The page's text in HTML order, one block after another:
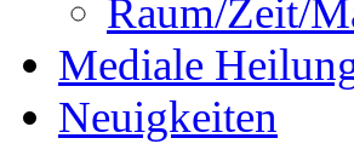
Raum/Zeit/
Mediale
Neuigkeiten